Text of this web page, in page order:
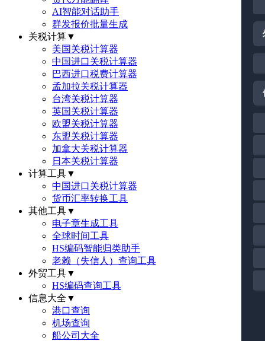
AI智能对话助手
群发报价批量生成
关税计算▼
美国关税计算器
中国进口关税计算器
巴西进口税费计算器
孟加拉关税计算器
台湾关税计算器
英国关税计算器
欧盟关税计算器
东盟关税计算器
加拿大关税计算器
日本关税计算器
计算工具▼
中国进口关税计算器
货币汇率转换工具
其他工具▼
电子章生成工具
全球时间工具
HS编码智能归类助手
老赖（失信人）查询工具
外贸工具▼
HS编码查询工具
信息大全 ▼
港口查询
机场查询
船公司大全